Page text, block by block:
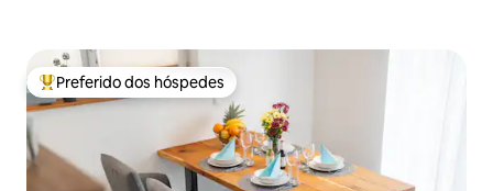
Entre os melhores preferidos dos hóspedes
Preferido dos hóspedes